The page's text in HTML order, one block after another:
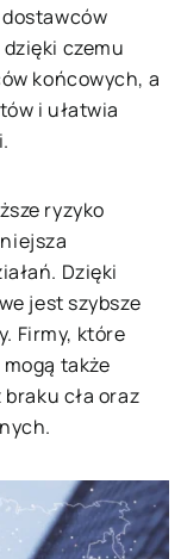
czemu
końcowych, a
i ułatwia
ryzyko
Dzięki
jest szybsze
Firmy, które
także
cła oraz